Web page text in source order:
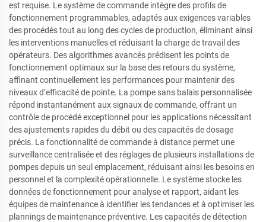
est requise. Le système de commande intègre des profils de
fonctionnement programmables, adaptés aux exigences variables
des procédés tout au long des cycles de production, éliminant ainsi
les interventions manuelles et réduisant la charge de travail des
opérateurs. Des algorithmes avancés prédisent les points de
fonctionnement optimaux sur la base des retours du système,
affinant continuellement les performances pour maintenir des
niveaux d’efficacité de pointe. La pompe sans balais personnalisée
répond instantanément aux signaux de commande, offrant un
contrôle de procédé exceptionnel pour les applications nécessitant
des ajustements rapides du débit ou des capacités de dosage
précis. La fonctionnalité de commande à distance permet une
surveillance centralisée et des réglages de plusieurs installations de
pompes depuis un seul emplacement, réduisant ainsi les besoins en
personnel et la complexité opérationnelle. Le système stocke les
données de fonctionnement pour analyse et rapport, aidant les
équipes de maintenance à identifier les tendances et à optimiser les
plannings de maintenance préventive. Les capacités de détection